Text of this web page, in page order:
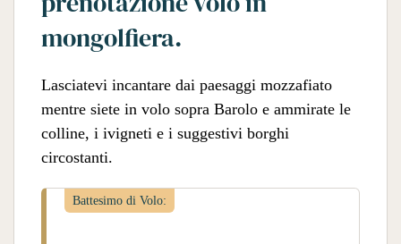
mongolfiera.
Lasciatevi incantare dai paesaggi mozzafiato
mentre siete in volo sopra Barolo e ammirate le
colline, i ivigneti e i suggestivi borghi
circostanti.
Battesimo di Volo: